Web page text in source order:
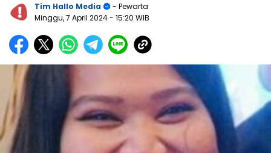
Tim Hallo Media
- Pewarta
Minggu, 7 April 2024- 15:20 WIB